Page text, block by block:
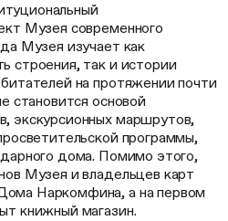
Музея современного
Музея изучает как
строения, так и истории
на протяжении почти
становится основой
экскурсионных маршрутов,
программы,
дома. Помимо этого,
Музея и владельцев карт
Наркомфина, а на первом
книжный магазин.